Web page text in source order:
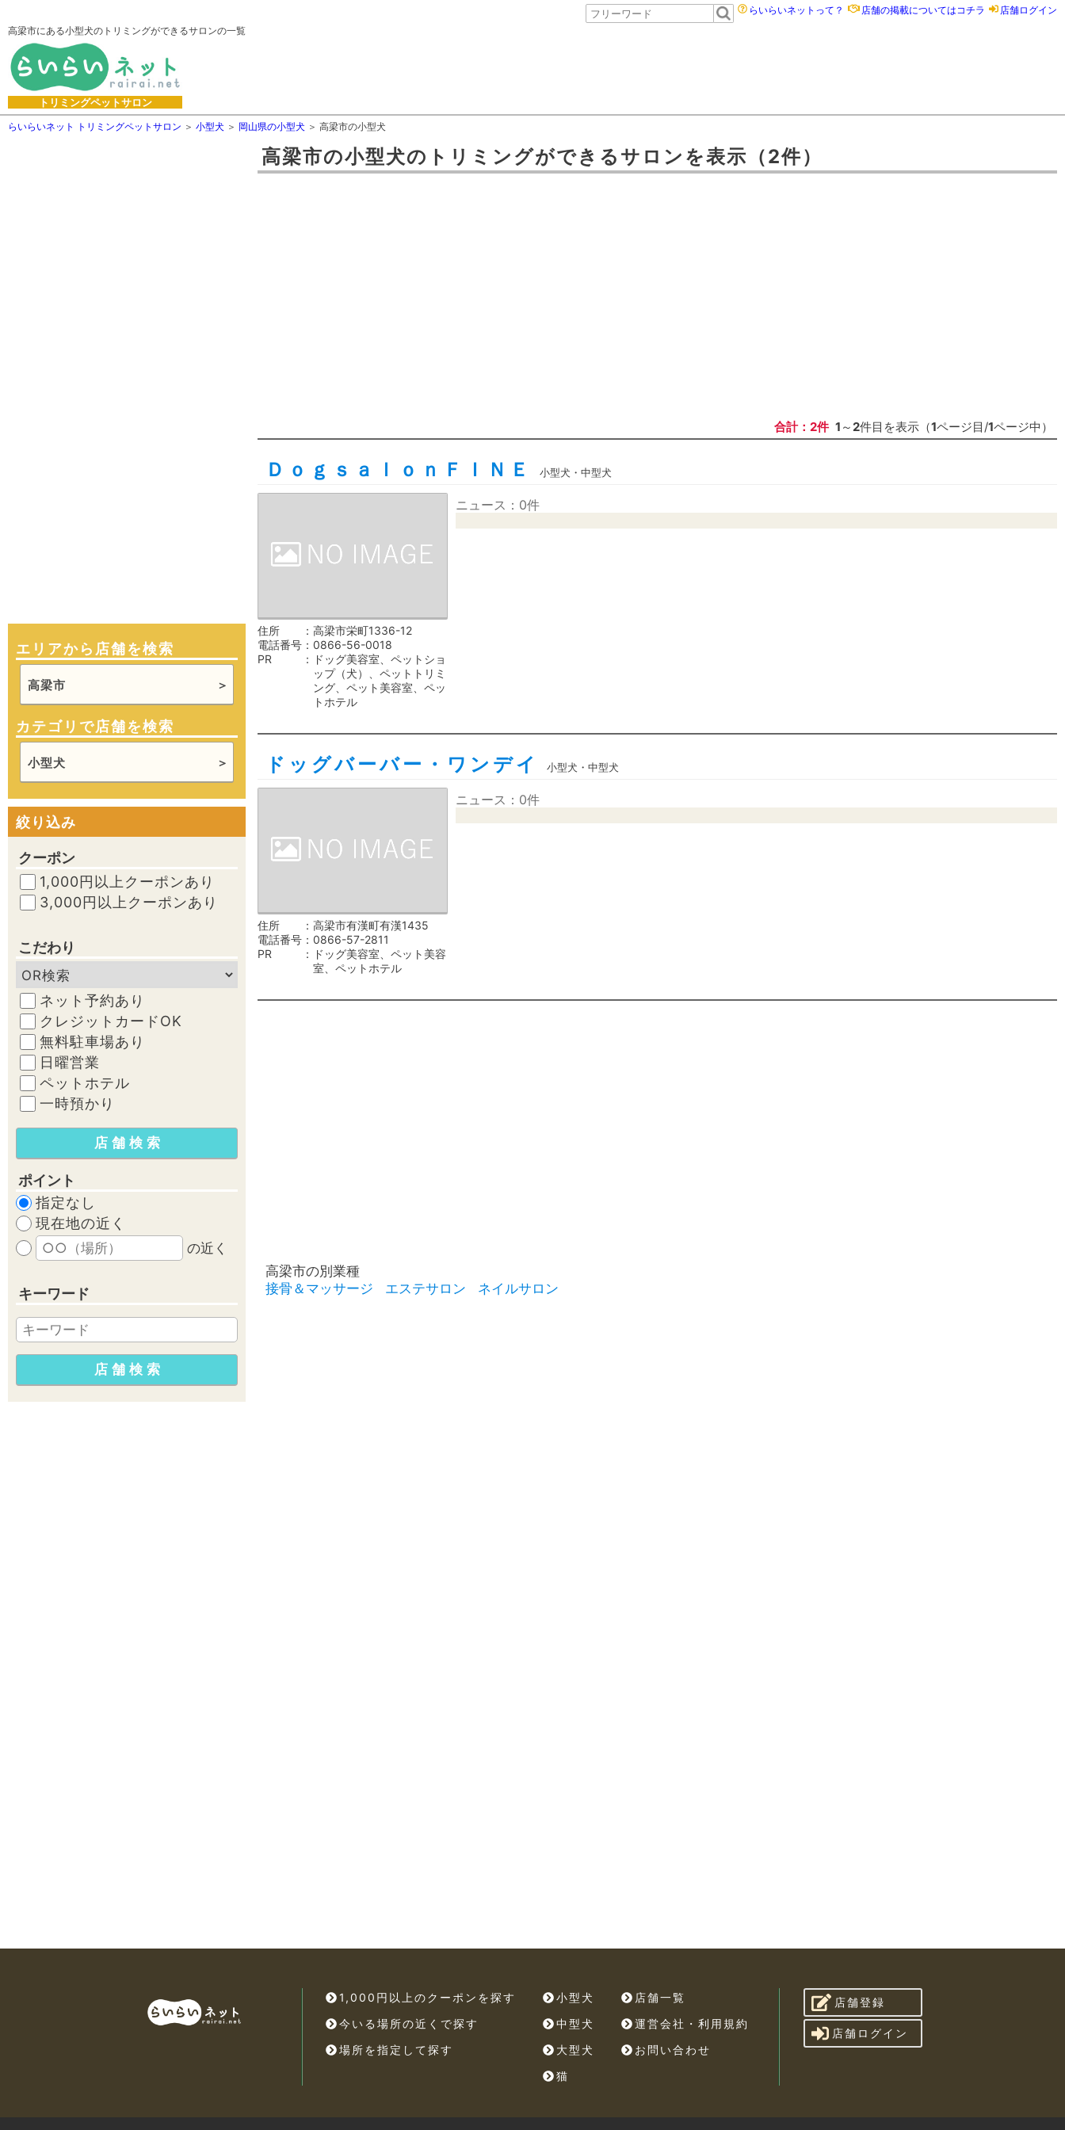
高梁市にある小型犬のトリミングができるサロンの一覧
トリミングペットサロン
らいらいネットって？ 店舗の掲載についてはコチラ 店舗ログイン
らいらいネット トリミングペットサロン 小型犬 岡山県の小型犬 高梁市の小型犬
エリアから店舗を検索
高梁市
カテゴリで店舗を検索
小型犬
絞り込み
クーポン
1,000円以上クーポンあり
3,000円以上クーポンあり
こだわり
ネット予約あり
クレジットカードOK
無料駐車場あり
日曜営業
ペットホテル
一時預かり
ポイント
指定なし
現在地の近く
の近く
キーワード
高梁市の小型犬のトリミングができるサロン を表示 （2件）
合計：2件 1 ～2件目を表示（1ページ目/1ページ中）
ＤｏｇｓａｌｏｎＦＩＮＥ 小型犬・中型犬
住所
高梁市栄町1336-12
電話番号
0866-56-0018
PR
ドッグ美容室、ペットショ
ップ（犬）、ペットトリミ
ング、ペット美容室、ペッ
トホテル
ニュース：0件
ドッグバーバー・ワンデイ 小型犬・中型犬
住所
高梁市有漢町有漢1435
電話番号
0866-57-2811
PR
ドッグ美容室、ペット美容
室、ペットホテル
ニュース：0件
高梁市の別業種
接骨＆マッサージ
エステサロン ネイルサロン
1,000円以上のクーポンを探す
今いる場所の近くで探す
場所を指定して探す
小型犬
中型犬
大型犬
猫
店舗一覧
運営会社・利用規約
お問い合わせ
店舗登録
店舗ログイン